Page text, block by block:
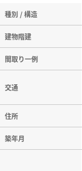
種別 / 構造
建物階建
間取り一例
交通
住所
築年月